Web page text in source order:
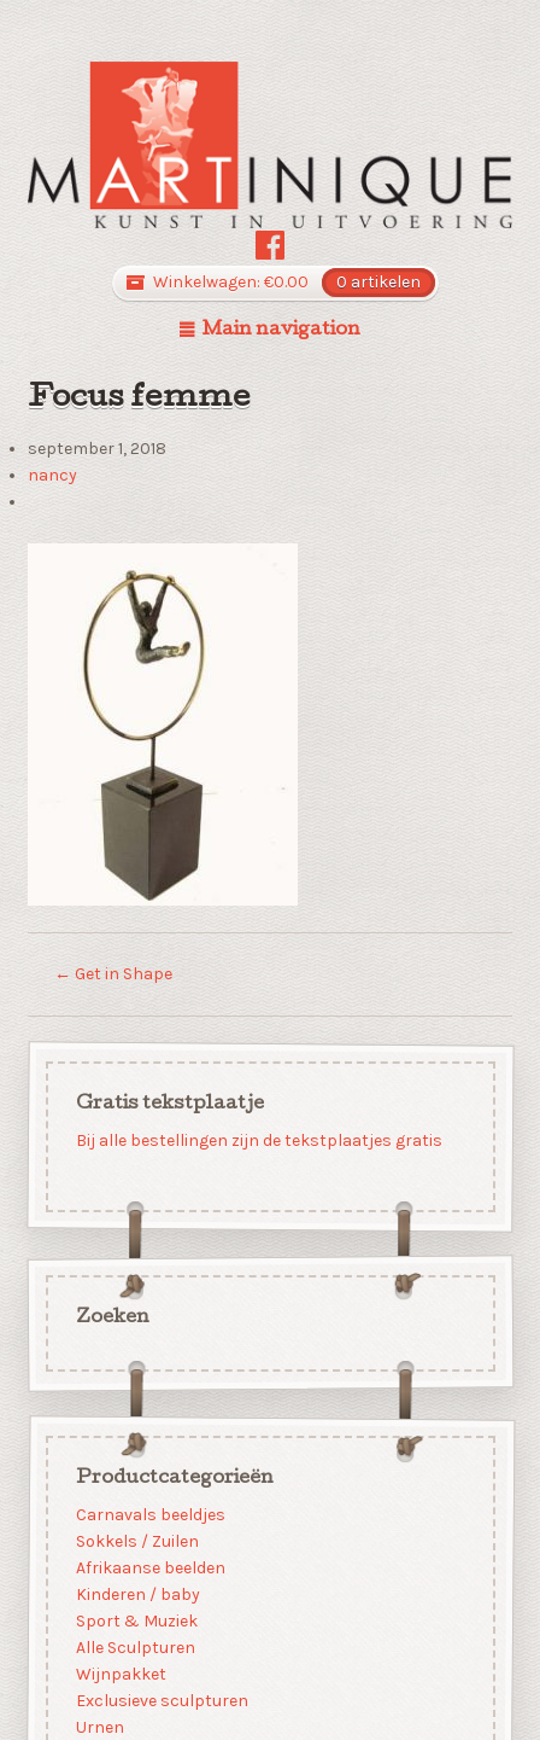
Winkelwagen: €0.00 0 artikelen
Main navigation
Focus femme
september 1, 2018
nancy
← Get in Shape
Gratis tekstplaatje
Bij alle bestellingen zijn de tekstplaatjes gratis
Zoeken
Productcategorieën
Carnavals beeldjes
Sokkels / Zuilen
Afrikaanse beelden
Kinderen / baby
Sport & Muziek
Alle Sculpturen
Wijnpakket
Exclusieve sculpturen
Urnen